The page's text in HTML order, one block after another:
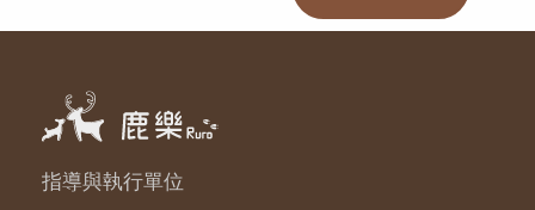
指導與執行單位